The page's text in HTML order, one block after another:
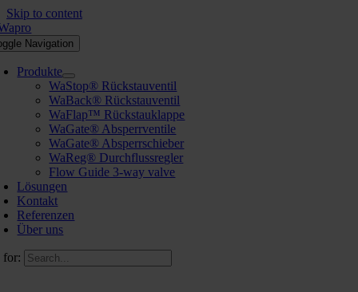
Skip to content
Navigation
Produkte
WaStop® Rückstauventil
WaBack® Rückstauventil
WaFlap™ Rückstauklappe
WaGate® Absperrventile
WaGate® Absperrschieber
WaReg® Durchflussregler
Flow Guide 3-way valve
Lösungen
Kontakt
Referenzen
Über uns
for: